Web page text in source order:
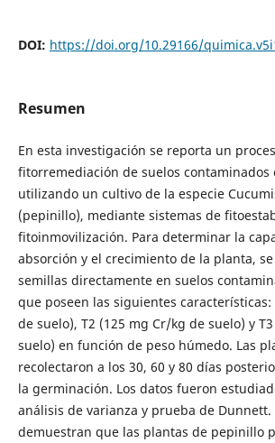
DOI: https://doi.org/10.29166/
Resumen
En esta investigación se reporta un
fitorremediación de suelos contaminados
utilizando un cultivo de la especie
(pepinillo), mediante sistemas de
fitoinmovilización. Para determinar la
absorción y el crecimiento de la planta,
semillas directamente en suelos
que poseen las siguientes características:
de suelo), T2 (125 mg Cr/kg de suelo) y
suelo) en función de peso húmedo. Las
recolectaron a los 30, 60 y 80 días
la germinación. Los datos fueron
análisis de varianza y prueba de Dunnett.
demuestran que las plantas de pepinillo